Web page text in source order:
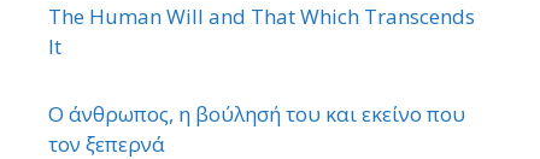
The Human Will and That Which Transcends
It
Ο άνθρωπος, η βούλησή του και εκείνο που
τον ξεπερνά